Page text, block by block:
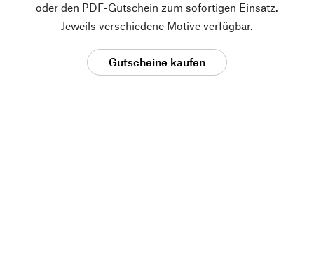
oder den PDF-Gutschein zum sofortigen Einsatz.
Jeweils verschiedene Motive verfügbar.
Gutscheine kaufen